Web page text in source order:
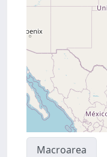
Macroarea